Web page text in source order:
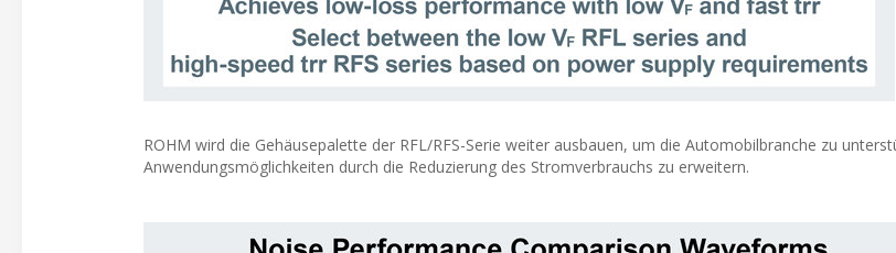
ROHM wird die Gehäusepalette der RFL/RFS-Serie weiter ausbauen, um die Automobilbranche zu
Anwendungsmöglichkeiten durch die Reduzierung des Stromverbrauchs zu erweitern.